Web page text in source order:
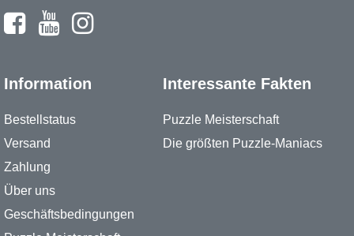
Information
Bestellstatus
Versand
Zahlung
Über uns
Geschäftsbedingungen
Interessante Fakten
Puzzle Meisterschaft
Die größten Puzzle-Maniacs